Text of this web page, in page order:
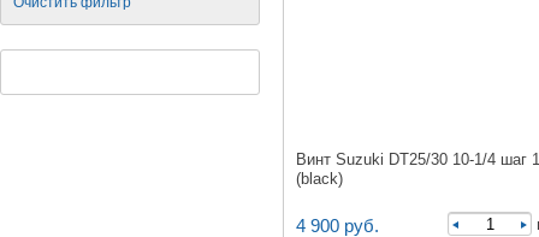
Винт Suzuki DT25/30 10-1/4 шаг
(black)
4 900 руб.